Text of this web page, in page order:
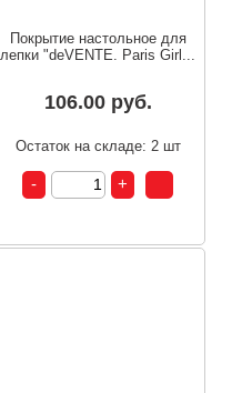
Покрытие настольное для
лепки "deVENTE. Paris Girl...
106.00 руб.
Остаток на складе: 2 шт